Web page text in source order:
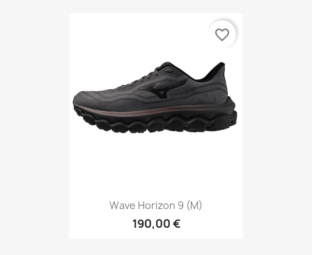
Wave Horizon 9 (M)
190,00 €
favorite_border